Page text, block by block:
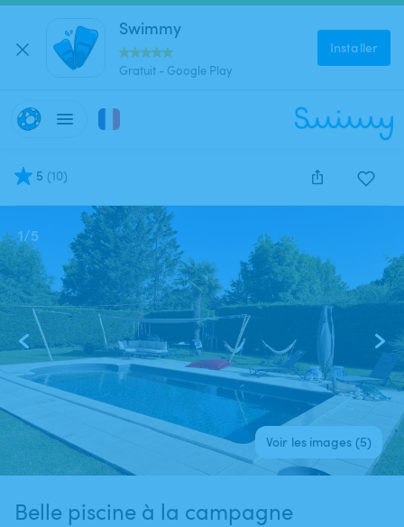
Swimmy
Gratuit - Google Play
Installer
5 (10)
1/5
Voir les images (5)
Belle piscine à la campagne